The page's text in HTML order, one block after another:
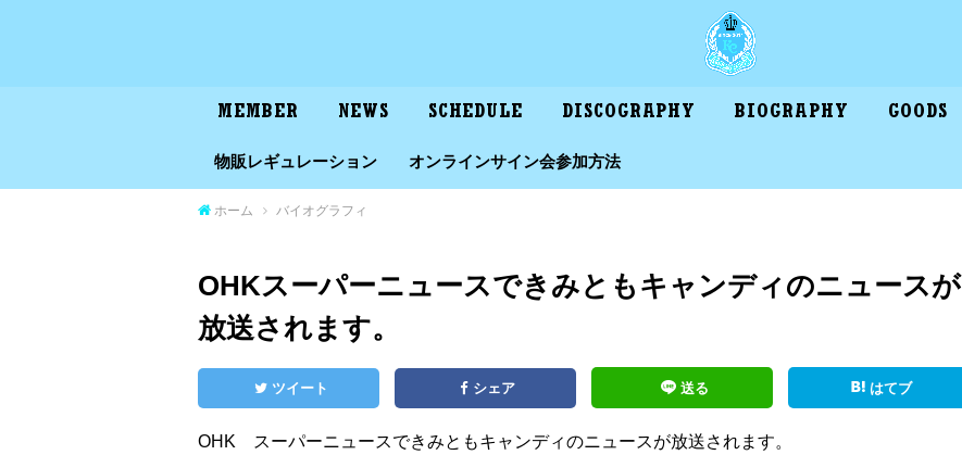
MEMBER NEWS SCHEDULE DISCOGRAPHY BIOGRAPHY GOODS
物販レギュレーション オンラインサイン会参加方法
ホーム バイオグラフィ
OHKスーパーニュースできみともキャンディのニュースが
放送されます。
ツイート シェア 送る はてブ
OHK スーパーニュースできみともキャンディのニュースが放送されます。